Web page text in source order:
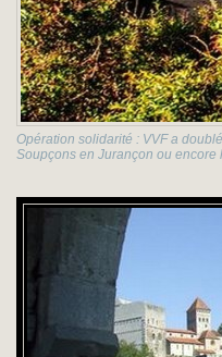
Opération solidarité : VVF a
Soupçons en Jurançon ou